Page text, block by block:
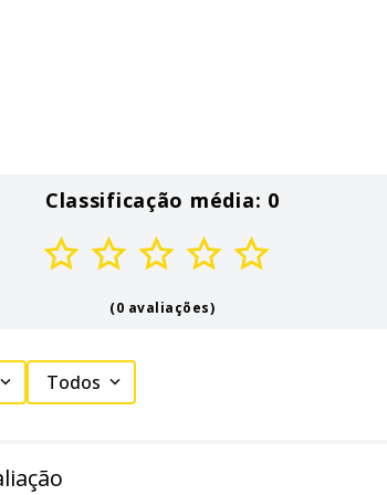
Classificação média: 0
(0 avaliações)
Todos